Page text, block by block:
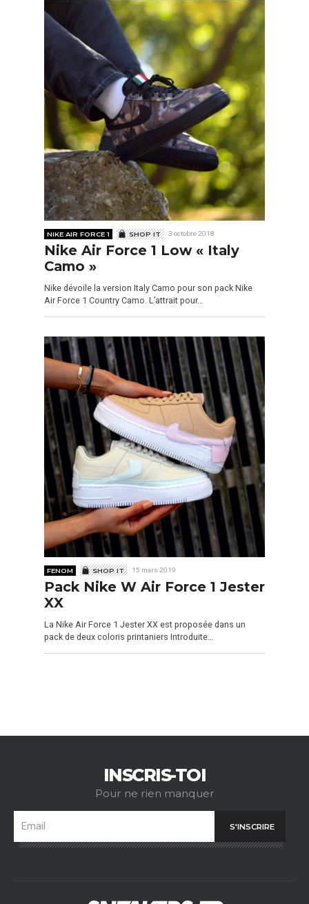
NIKE AIR FORCE 1 SHOP IT 3 octobre 2018
Nike Air Force 1 Low « Italy
Camo »
Nike dévoile la version Italy Camo pour son pack Nike
Air Force 1 Country Camo. L’attrait pour…
FENOM SHOP IT 15 mars 2019
Pack Nike W Air Force 1 Jester
XX
La Nike Air Force 1 Jester XX est proposée dans un
pack de deux coloris printaniers Introduite…
INSCRIS-TOI
Pour ne rien manquer